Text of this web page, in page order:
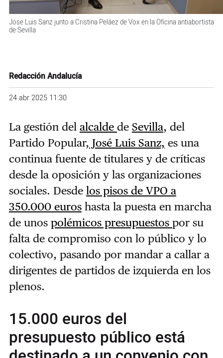
Jose Luis Sanz junto a Cristina Peláez de Vox en la Oficina antiabortista
de Sevilla
Redacción Andalucía
24 abr 2025 11:30
La gestión del alcalde de Sevilla, del
Partido Popular, José Luis Sanz, es una
continua fuente de titulares y de críticas
desde la oposición y las organizaciones
sociales. Desde los pisos de VPO a
350.000 euroshasta la puesta en marcha
de unos polémicos presupuestos por su
falta de compromiso con lo público y lo
colectivo, pasando por mandar a callar a
dirigentes de partidos de izquierda en los
plenos.
15.000 euros del
presupuesto público está